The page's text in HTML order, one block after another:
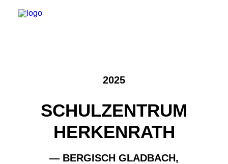
2025
SCHULZENTRUM
HERKENRATH
— BERGISCH GLADBACH,